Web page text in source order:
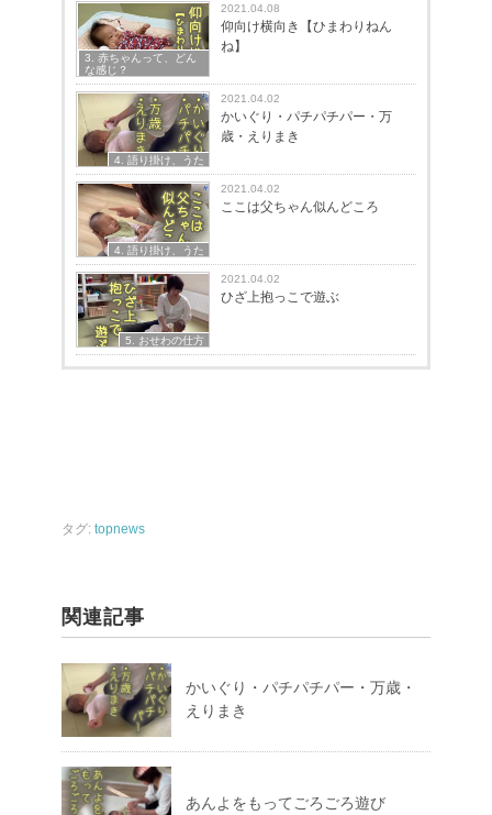
3. 赤ちゃんって、どん
な感じ？
2021.04.08
仰向け横向き【ひまわりねん
ね】
4. 語り掛け、うた
2021.04.02
かいぐり・パチパチパー・万
歳・えりまき
4. 語り掛け、うた
2021.04.02
ここは父ちゃん似んどころ
5. おせわの仕方
2021.04.02
ひざ上抱っこで遊ぶ
タグ: topnews
関連記事
かいぐり・パチパチパー・万歳・
えりまき
あんよをもってごろごろ遊び